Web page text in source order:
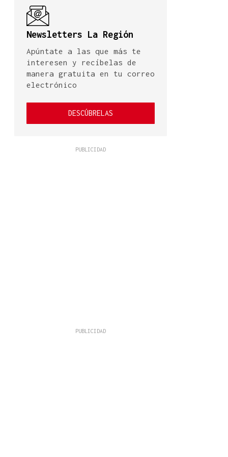
Newsletters La Región
Apúntate a las que más te
interesen y recíbelas de
manera gratuita en tu correo
electrónico
DESCÚBRELAS